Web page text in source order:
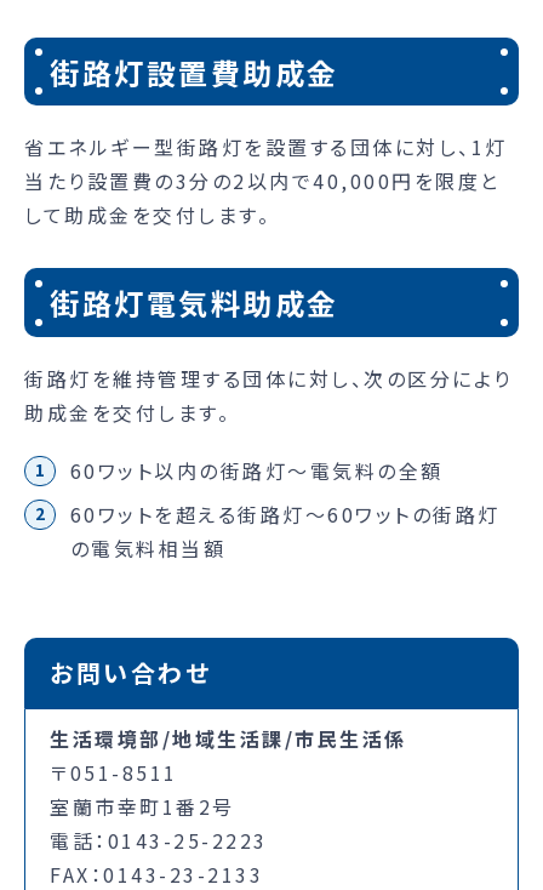
街路灯設置費助成金
省エネルギー型街路灯を設置する団体に対し、1灯
当たり設置費の3分の2以内で40,000円を限度と
して助成金を交付します。
街路灯電気料助成金
街路灯を維持管理する団体に対し、次の区分により
助成金を交付します。
60ワット以内の街路灯～電気料の全額
60ワットを超える街路灯～60ワットの街路灯
の電気料相当額
お問い合わせ
生活環境部/地域生活課/市民生活係
〒051-8511
室蘭市幸町1番2号
電話：0143-25-2223
FAX：0143-23-2133